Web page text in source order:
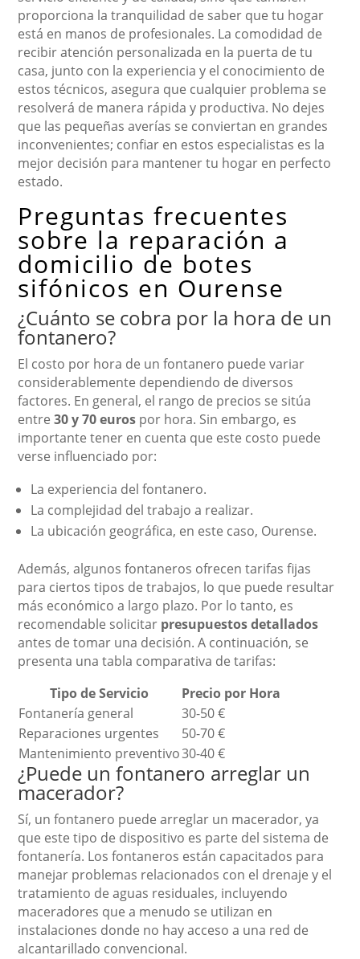
proporciona la tranquilidad de saber que tu hogar
está en manos de profesionales. La comodidad de
recibir atención personalizada en la puerta de tu
casa, junto con la experiencia y el conocimiento de
estos técnicos, asegura que cualquier problema se
resolverá de manera rápida y productiva. No dejes
que las pequeñas averías se conviertan en grandes
inconvenientes; confiar en estos especialistas es la
mejor decisión para mantener tu hogar en perfecto
estado.
Preguntas frecuentes
sobre la reparación a
domicilio de botes
sifónicos en Ourense
¿Cuánto se cobra por la hora de un
fontanero?
El costo por hora de un fontanero puede variar
considerablemente dependiendo de diversos
factores. En general, el rango de precios se sitúa
entre30 y 70 euros por hora. Sin embargo, es
importante tener en cuenta que este costo puede
verse influenciado por:
La experiencia del fontanero.
La complejidad del trabajo a realizar.
La ubicación geográfica, en este caso, Ourense.
Además, algunos fontaneros ofrecen tarifas fijas
para ciertos tipos de trabajos, lo que puede resultar
más económico a largo plazo. Por lo tanto, es
recomendable solicitar presupuestos detallados
antes de tomar una decisión. A continuación, se
presenta una tabla comparativa de tarifas:
Tipo de Servicio
Precio por Hora
Fontanería general
30-50 €
Reparaciones urgentes
50-70 €
Mantenimiento preventivo30-40 €
¿Puede un fontanero arreglar un
macerador?
Sí, un fontanero puede arreglar un macerador, ya
que este tipo de dispositivo es parte del sistema de
fontanería. Los fontaneros están capacitados para
manejar problemas relacionados con el drenaje y el
tratamiento de aguas residuales, incluyendo
maceradores que a menudo se utilizan en
instalaciones donde no hay acceso a una red de
alcantarillado convencional.